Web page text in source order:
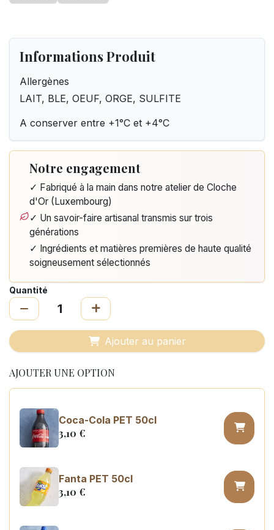
Informations Produit
Allergènes
LAIT, BLE, OEUF, ORGE, SULFITE
A conserver entre +1°C et +4°C
Notre engagement
✓ Fabriqué à la main dans notre atelier de Cloche
d'Or (Luxembourg)
✓ Un savoir-faire artisanal transmis sur trois
générations
✓ Ingrédients et matières premières de haute qualité
soigneusement sélectionnés
Quantité
Ajouter au panier
AJOUTER UNE OPTION
Coca-Cola PET 50cl
3,10 €
Fanta PET 50cl
3,10 €